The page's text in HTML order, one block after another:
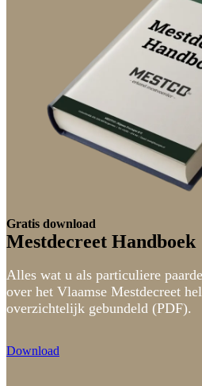
Gratis download
Mestdecreet Handboek
Alles wat u als particuliere
over het Vlaamse Mestdecreet
overzichtelijk gebundeld (PDF).
Download